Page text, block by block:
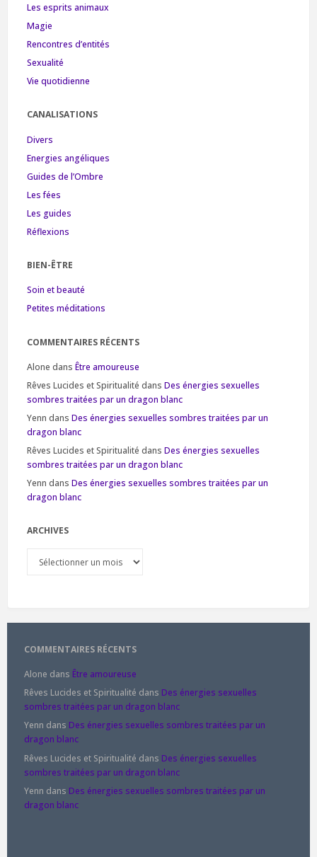
Les esprits animaux
Magie
Rencontres d’entités
Sexualité
Vie quotidienne
CANALISATIONS
Divers
Energies angéliques
Guides de l’Ombre
Les fées
Les guides
Réflexions
BIEN-ÊTRE
Soin et beauté
Petites méditations
COMMENTAIRES RÉCENTS
Alone dans Être amoureuse
Rêves Lucides et Spiritualité dans Des énergies sexuelles
sombres traitées par un dragon blanc
Yenn dans Des énergies sexuelles sombres traitées par un
dragon blanc
Rêves Lucides et Spiritualité dans Des énergies sexuelles
sombres traitées par un dragon blanc
Yenn dans Des énergies sexuelles sombres traitées par un
dragon blanc
ARCHIVES
COMMENTAIRES RÉCENTS
Alone dans Être amoureuse
Rêves Lucides et Spiritualité dans Des énergies sexuelles
sombres traitées par un dragon blanc
Yenn dans Des énergies sexuelles sombres traitées par un
dragon blanc
Rêves Lucides et Spiritualité dans Des énergies sexuelles
sombres traitées par un dragon blanc
Yenn dans Des énergies sexuelles sombres traitées par un
dragon blanc